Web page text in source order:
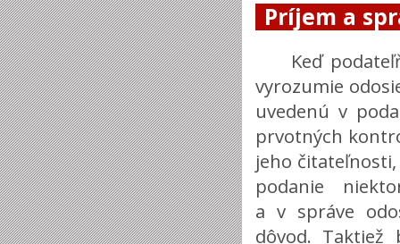
Príjem a
Keď
vyrozumie
uvedenú v
prvotných
jeho
podanie
a v správe
dôvod. Taktiež